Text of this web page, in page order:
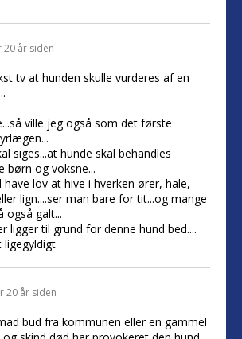
20 år siden
tv at hunden skulle vurderes af en
ville jeg også som det første
siges...at hunde skal behandles
børn og voksne...
have lov at hive i hverken ører, hale,
lign....ser man bare for tit...og mange
også galt...
ligger til grund for denne hund bed....
ligegyldigt
20 år siden
bud fra kommunen eller en gammel